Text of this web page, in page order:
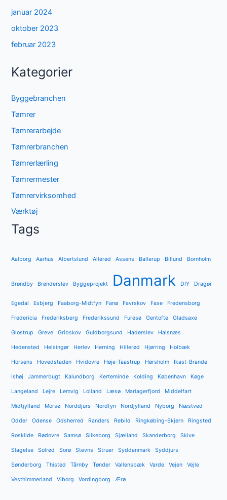
januar 2024
oktober 2023
februar 2023
Kategorier
Byggebranchen
Tømrer
Tømrerarbejde
Tømrerbranchen
Tømrerlærling
Tømrermester
Tømrervirksomhed
Værktøj
Tags
Aalborg Aarhus Albertslund Allerød Assens Ballerup Billund Bornholm
Brøndby Brønderslev Byggeprojekt Danmark DIY Dragør
Egedal Esbjerg Faaborg-Midtfyn Fanø Favrskov Faxe Fredensborg
Fredericia Frederiksberg Frederikssund Furesø Gentofte Gladsaxe
Glostrup Greve Gribskov Guldborgsund Haderslev Halsnæs
Hedensted Helsingør Herlev Herning Hillerød Hjørring Holbæk
Horsens Hovedstaden Hvidovre Høje-Taastrup Hørsholm Ikast-Brande
Ishøj Jammerbugt Kalundborg Kerteminde Kolding København Køge
Langeland Lejre Lemvig Lolland Læsø Mariagerfjord Middelfart
Midtjylland Morsø Norddjurs Nordfyn Nordjylland Nyborg Næstved
Odder Odense Odsherred Randers Rebild Ringkøbing-Skjern Ringsted
Roskilde Rødovre Samsø Silkeborg Sjælland Skanderborg Skive
Slagelse Solrød Sorø Stevns Struer Syddanmark Syddjurs
Sønderborg Thisted Tårnby Tønder Vallensbæk Varde Vejen Vejle
Vesthimmerland Viborg Vordingborg Ærø